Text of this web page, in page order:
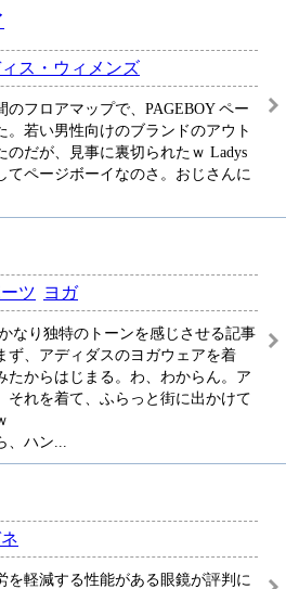
ス・ウィメンズ
フロアマップで、PAGEBOY ペー
。若い男性向けのブランドのアウト
のだが、見事に裏切られたｗ Ladys
てページボーイなのさ。おじさんに
ツ ヨガ
なり独特のトーンを感じさせる記事
ず、アディダスのヨガウェアを着
たからはじまる。わ、わからん。ア
それを着て、ふらっと街に出かけて
ハン...
を軽減する性能がある眼鏡が評判に